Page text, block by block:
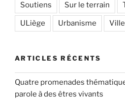
Soutiens Sur le terrain
ULiège Urbanisme
ARTICLES RÉCENTS
Quatre promenades
parole à des êtres vivants